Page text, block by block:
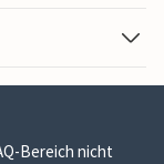
Bereich nicht